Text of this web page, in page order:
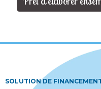
SOLUTION DE